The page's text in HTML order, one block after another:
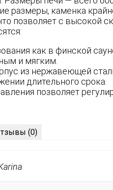
размеры, каменка
позволяет с высокой
как в финской
и мягким.
из нержавеющей
длительного срока.
позволяет
(0)